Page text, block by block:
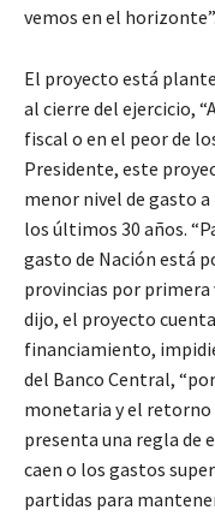
vemos en el horizonte”.
El proyecto está
al cierre del ejercicio,
fiscal o en el peor de
Presidente, este
menor nivel de gasto
los últimos 30 años.
gasto de Nación está
provincias por primera
dijo, el proyecto
financiamiento,
del Banco Central,
monetaria y el
presenta una regla de
caen o los gastos
partidas para